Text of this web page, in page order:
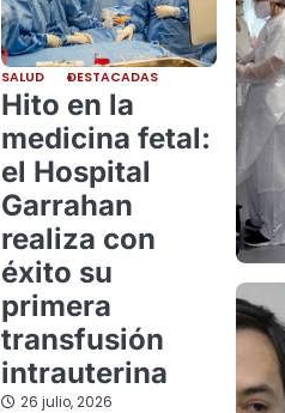
SALUD DESTACADAS
Hito en la
medicina fetal:
el Hospital
Garrahan
realiza con
éxito su
primera
transfusión
intrauterina
26 julio, 2026